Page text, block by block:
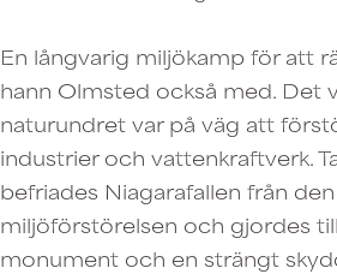
En långvarig miljökamp för att
hann Olmsted också med. Det
naturundret var på väg att
industrier och vattenkraftverk.
befriades Niagarafallen från
miljöförstörelsen och gjordes
monument och en strängt